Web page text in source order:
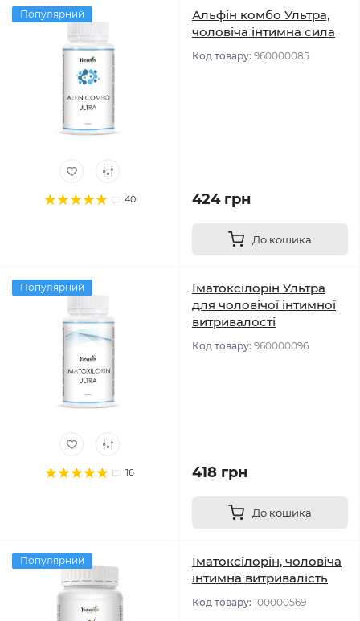
Популярний
40
Альфін комбо Ультра,
чоловіча інтимна сила
Код товару: 960000085
424 грн
До кошика
Популярний
16
Іматоксілорін Ультра
для чоловічої інтимної
витривалості
Код товару: 960000096
418 грн
До кошика
Популярний
Іматоксілорін, чоловіча
інтимна витривалість
Код товару: 100000569